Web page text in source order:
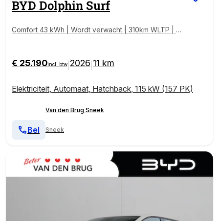
BYD Dolphin Surf
Comfort 43 kWh | Wordt verwacht | 310km WLTP | 3
€ 25.190incl. btw 2026 11 km
Elektriciteit, Automaat, Hatchback, 115 kW (157 PK)
Van den Brug Sneek
Sneek
Bel